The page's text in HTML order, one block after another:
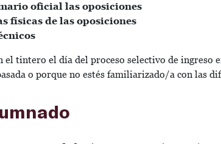
oficial las oposiciones
físicas de las oposiciones
el tintero el día del proceso selectivo de ingreso
o porque no estés familiarizado/a con las